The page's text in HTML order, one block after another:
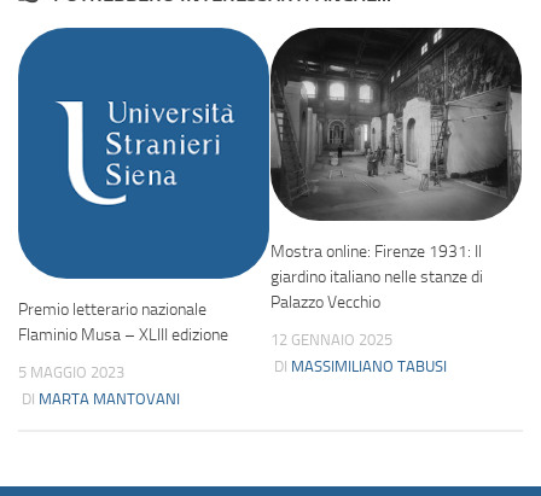
Premio letterario nazionale
Flaminio Musa – XLIII edizione
5 MAGGIO 2023
DI MARTA MANTOVANI
Mostra online: Firenze 1931: Il
giardino italiano nelle stanze di
Palazzo Vecchio
12 GENNAIO 2025
DI MASSIMILIANO TABUSI